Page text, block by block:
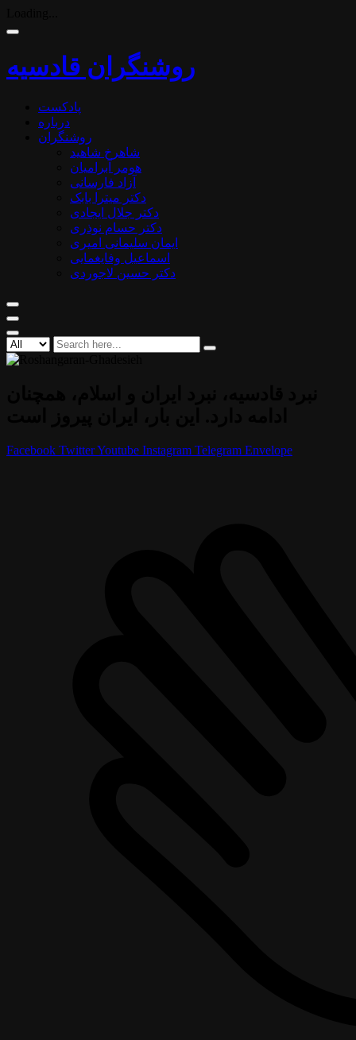
روشنگران قادسیه
پادکست
درباره
روشنگران
شاهرخ شاهید
هومر آبرامیان
آزاد فارسانی
دکتر میترا بابک
دکتر جلال ایجادی
دکتر حسام نوذری
ایمان سلیمانی امیری
اسماعیل وفایغمایی
دکتر حسین لاجوردی
Facebook TwitterYoutube Instagram Telegram Envelope